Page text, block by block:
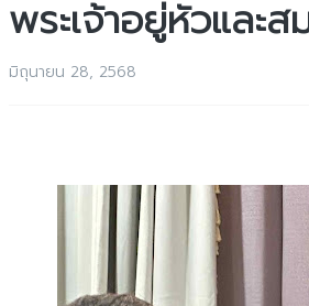
พระเจ้าอยู่หัวและ
มิถุนายน 28, 2568